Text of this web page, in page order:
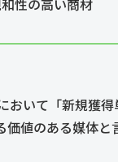
おいて「新規獲
値のある媒体と